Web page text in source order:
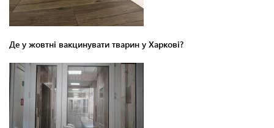
Де у жовтні вакцинувати тварин у Харкові?